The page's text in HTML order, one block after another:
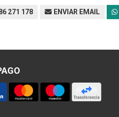
271 178 ENVIAR EMAIL